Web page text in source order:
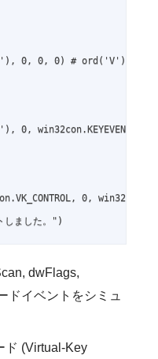
0, 0, 0) # ord('V') でも仮想
0,
dwFlags,
ドイベントをシミュ
ド (Virtual-Key